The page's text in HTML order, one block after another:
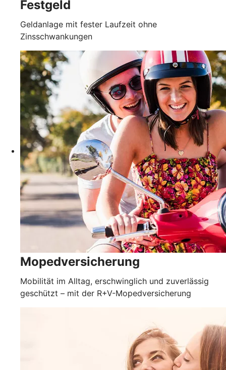
Festgeld
Geldanlage mit fester Laufzeit ohne
Zinsschwankungen
Mopedversicherung
Mobilität im Alltag, erschwinglich und zuverlässig
geschützt – mit der R+V-Mopedversicherung